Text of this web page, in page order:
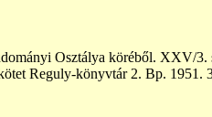
Osztálya köréből. XXV/3.
Reguly-könyvtár 2. Bp. 1951.